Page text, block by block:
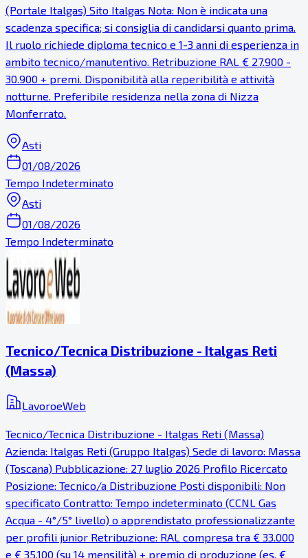
(Portale Italgas) Sito Italgas Nota: Non è indicata una
scadenza specifica; si consiglia di candidarsi quanto prima.
Il ruolo richiede diploma tecnico e 1-3 anni di esperienza in
ambito tecnico/manutentivo. Retribuzione RAL € 27.900 -
30.900 + premi. Disponibilità alla reperibilità e attività
notturne. Preferibile residenza nella zona di Nizza
Monferrato.
Asti
01/08/2026
Tempo Indeterminato
Asti
01/08/2026
Tempo Indeterminato
Tecnico/Tecnica Distribuzione - Italgas Reti
(Massa)
LavoroeWeb
Tecnico/Tecnica Distribuzione - Italgas Reti (Massa)
Azienda: Italgas Reti (Gruppo Italgas) Sede di lavoro: Massa
(Toscana) Pubblicazione: 27 luglio 2026 Profilo Ricercato
Posizione: Tecnico/a Distribuzione Posti disponibili: Non
specificato Contratto: Tempo indeterminato (CCNL Gas
Acqua - 4°/5° livello) o apprendistato professionalizzante
per profili junior Retribuzione: RAL compresa tra € 33.000
e € 35.100 (su 14 mensilità) + premio di produzione (es. €